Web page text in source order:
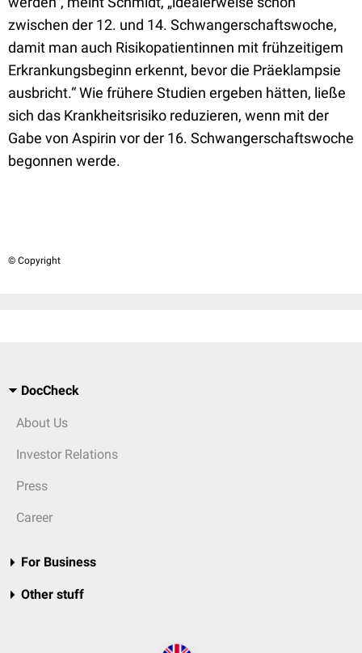
zwischen der 12. und 14. Schwangerschaftswoche,
damit man auch Risikopatientinnen mit frühzeitigem
Erkrankungsbeginn erkennt, bevor die Präeklampsie
ausbricht.“ Wie frühere Studien ergeben hätten, ließe
sich das Krankheitsrisiko reduzieren, wenn mit der
Gabe von Aspirin vor der 16. Schwangerschaftswoche
begonnen werde.
© Copyright
DocCheck
About Us
Investor Relations
Press
Career
For Business
Other stuff